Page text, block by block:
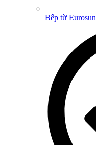
Bếp từ Eurosun